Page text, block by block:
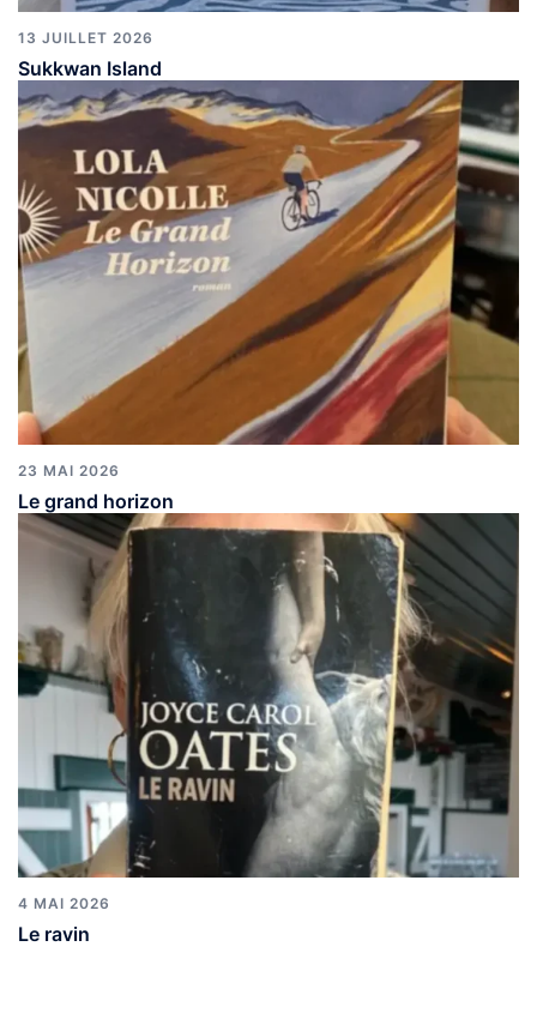
13 JUILLET 2026
Sukkwan Island
23 MAI 2026
Le grand horizon
4 MAI 2026
Le ravin